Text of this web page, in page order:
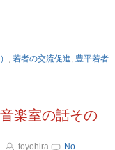
, 若者の交流促進, 豊平若者
楽室の話その
toyohira
No